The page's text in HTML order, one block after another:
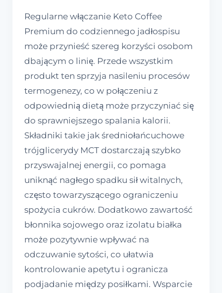
Regularne włączanie Keto Coffee
Premium do codziennego jadłospisu
może przynieść szereg korzyści osobom
dbającym o linię. Przede wszystkim
produkt ten sprzyja nasileniu procesów
termogenezy, co w połączeniu z
odpowiednią dietą może przyczyniać się
do sprawniejszego spalania kalorii.
Składniki takie jak średniołańcuchowe
trójglicerydy MCT dostarczają szybko
przyswajalnej energii, co pomaga
uniknąć nagłego spadku sił witalnych,
często towarzyszącego ograniczeniu
spożycia cukrów. Dodatkowo zawartość
błonnika sojowego oraz izolatu białka
może pozytywnie wpływać na
odczuwanie sytości, co ułatwia
kontrolowanie apetytu i ogranicza
podjadanie między posiłkami. Wsparcie